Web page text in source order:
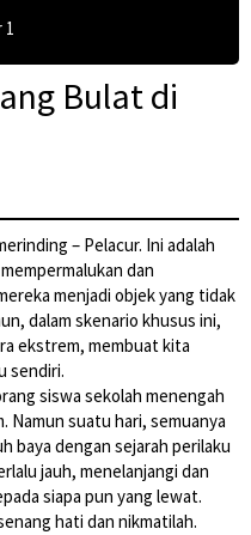
1
Bulat di
– Pelacur. Ini adalah
dan
menjadi objek yang tidak
dalam skenario khusus ini,
ekstrem, membuat kita
sendiri.
siswa sekolah menengah
Namun suatu hari, semuanya
baya dengan sejarah perilaku
jauh, menelanjangi dan
siapa pun yang lewat.
hati dan nikmatilah.